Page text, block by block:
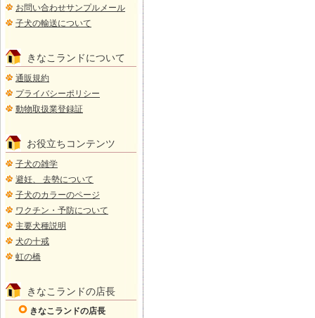
お問い合わせサンプルメール
子犬の輸送について
きなこランドについて
通販規約
プライバシーポリシー
動物取扱業登録証
お役立ちコンテンツ
子犬の雑学
避妊、 去勢について
子犬のカラーのページ
ワクチン・予防について
主要犬種説明
犬の十戒
虹の橋
きなこランドの店長
きなこランドの店長